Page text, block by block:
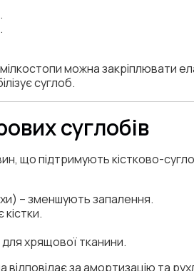
можна закріплювати
суглоб.
суглобів
що підтримують кістково-
– зменшують запалення.
хрящової тканини.
за амортизацію та